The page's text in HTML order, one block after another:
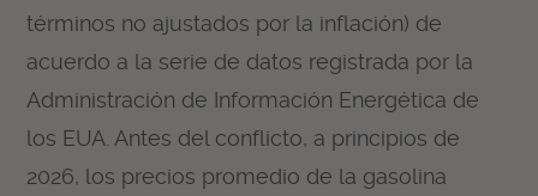
términos no ajustados por la inflación) de
acuerdo a la serie de datos registrada por la
Administración de Información Energética de
los EUA. Antes del conflicto, a principios de
2026, los precios promedio de la gasolina